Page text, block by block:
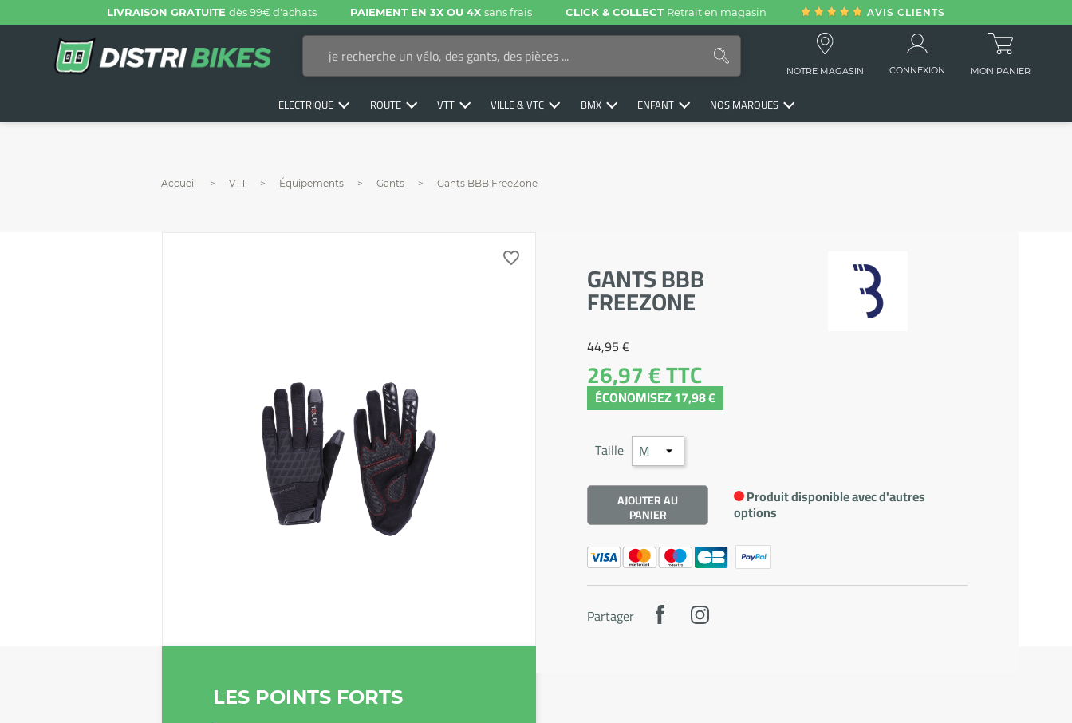
LIVRAISON GRATUITEdès 99€ d'achats PAIEMENT EN 3X OU 4Xsans frais CLICK & COLLECT Retrait en magasin AVIS CLIENTS
NOTRE MAGASIN CONNEXION MON PANIER
ELECTRIQUE ROUTE VTT VILLE & VTC BMX ENFANT NOS MARQUES
Accueil VTT Équipements Gants Gants BBB FreeZone
favorite_border
LES POINTS FORTS
GANTS BBB
FREEZONE
44,95 €
26,97 €TTC
ÉCONOMISEZ 17,98 €
Taille
AJOUTER AU
PANIER
Produit disponible avec d'autres
options
Partager